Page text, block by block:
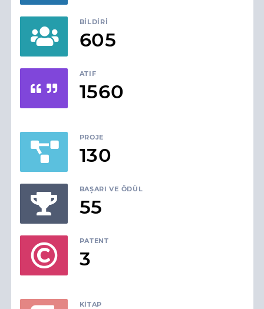
BILDIRI
605
ATIF
1560
PROJE
130
BAŞARI VE ÖDÜL
55
PATENT
3
KITAP